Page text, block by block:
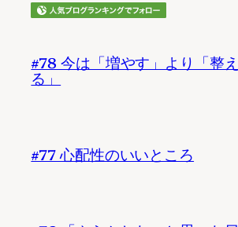
#78 今は「増やす」より「整え
る」
#77 心配性のいいところ